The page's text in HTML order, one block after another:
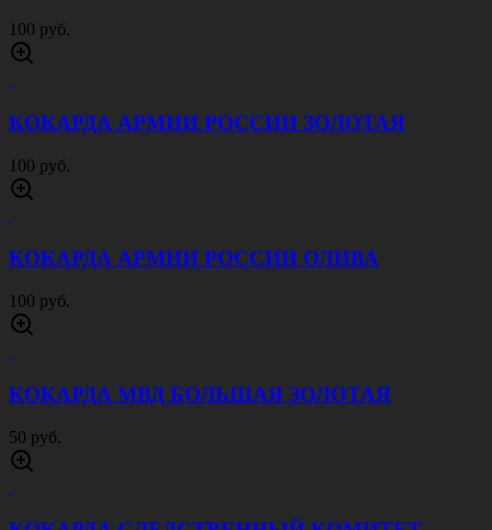
100 руб.
КОКАРДА АРМИИ РОССИИ ЗОЛОТАЯ
100 руб.
КОКАРДА АРМИИ РОССИИ ОЛИВА
100 руб.
КОКАРДА МВД БОЛЬШАЯ ЗОЛОТАЯ
50 руб.